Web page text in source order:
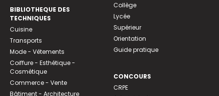
BIBLIOTHEQUE DES
TECHNIQUES
Cuisine
Transports
Mode - Vêtements
Coiffure - Esthétique -
Cosmétique
Commerce - Vente
Bâtiment - Architecture
Collège
Lycée
Supérieur
Orientation
Guide pratique
CONCOURS
CRPE